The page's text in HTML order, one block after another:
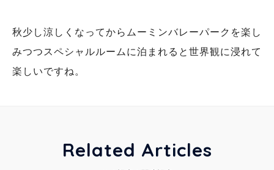
秋少し涼しくなってからムーミンバレーパークを楽し
みつつスペシャルルームに泊まれると世界観に浸れて
楽しいですね。
Related Articles